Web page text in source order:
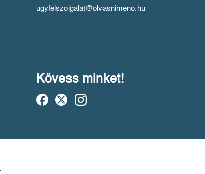
ugyfelszolgalat@olvasnimeno.hu
Kövess minket!